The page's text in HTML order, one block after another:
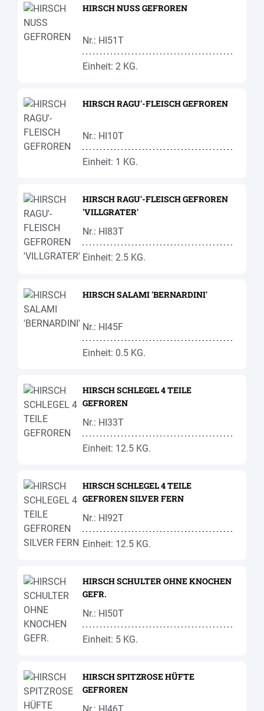
HIRSCH NUSS GEFROREN
Nr.: HI51T
Einheit: 2 KG.
HIRSCH RAGU'-FLEISCH GEFROREN
Nr.: HI10T
Einheit: 1 KG.
HIRSCH RAGU'-FLEISCH GEFROREN
'VILLGRATER'
Nr.: HI83T
Einheit: 2.5 KG.
HIRSCH SALAMI 'BERNARDINI'
Nr.: HI45F
Einheit: 0.5 KG.
HIRSCH SCHLEGEL 4 TEILE
GEFROREN
Nr.: HI33T
Einheit: 12.5 KG.
HIRSCH SCHLEGEL 4 TEILE
GEFROREN SILVER FERN
Nr.: HI92T
Einheit: 12.5 KG.
HIRSCH SCHULTER OHNE KNOCHEN
GEFR.
Nr.: HI50T
Einheit: 5 KG.
HIRSCH SPITZROSE HÜFTE
GEFROREN